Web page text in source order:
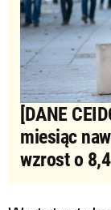
[DANE
miesiąc
wzrost o